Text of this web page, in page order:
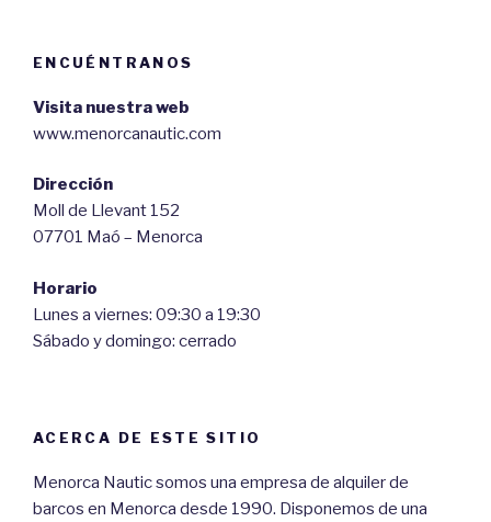
ENCUÉNTRANOS
Visita nuestra web
www.menorcanautic.com
Dirección
Moll de Llevant 152
07701 Maó – Menorca
Horario
Lunes a viernes: 09:30 a 19:30
Sábado y domingo: cerrado
ACERCA DE ESTE SITIO
Menorca Nautic somos una empresa de alquiler de
barcos en Menorca desde 1990. Disponemos de una